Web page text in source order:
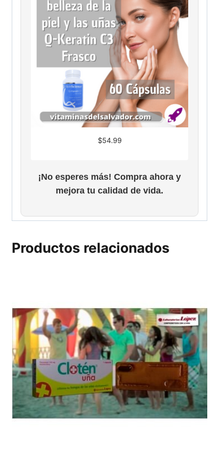
$54.99
¡No esperes más! Compra ahora y
mejora tu calidad de vida.
Productos relacionados